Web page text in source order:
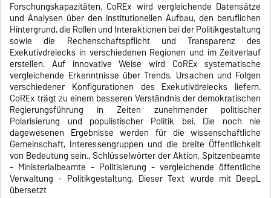
Forschungskapazitäten. CoREx wird vergleichende Datensätze
und Analysen über den institutionellen Aufbau, den beruflichen
Hintergrund, die Rollen und Interaktionen bei der Politikgestaltung
sowie die Rechenschaftspflicht und Transparenz des
Exekutivdreiecks in verschiedenen Regionen und im Zeitverlauf
erstellen. Auf innovative Weise wird CoREx systematische
vergleichende Erkenntnisse über Trends, Ursachen und Folgen
verschiedener Konfigurationen des Exekutivdreiecks liefern.
CoREx trägt zu einem besseren Verständnis der demokratischen
Regierungsführung in Zeiten zunehmender politischer
Polarisierung und populistischer Politik bei. Die noch nie
dagewesenen Ergebnisse werden für die wissenschaftliche
Gemeinschaft, Interessengruppen und die breite Öffentlichkeit
von Bedeutung sein., Schlüsselwörter der Aktion, Spitzenbeamte
- Ministerialbeamte - Politisierung - vergleichende öffentliche
Verwaltung - Politikgestaltung, Dieser Text wurde mit DeepL
übersetzt